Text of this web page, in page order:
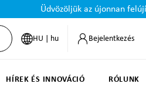
Üdvözöljük az újonnan
HU | hu Bejelentkezés
HÍREK ÉS INNOVÁCIÓ RÓLUNK